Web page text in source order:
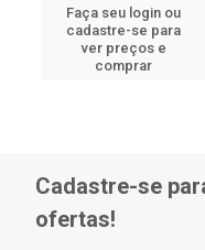
Faça seu login ou
cadastre-se para
ver preços e
comprar
Cadastre-se
ofertas!